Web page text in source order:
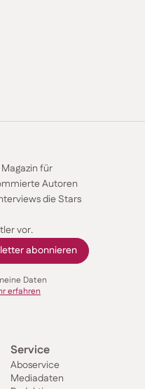
für
Autoren
die Stars
vor.
Daten
erfahren
Service
Aboservice
Mediadaten